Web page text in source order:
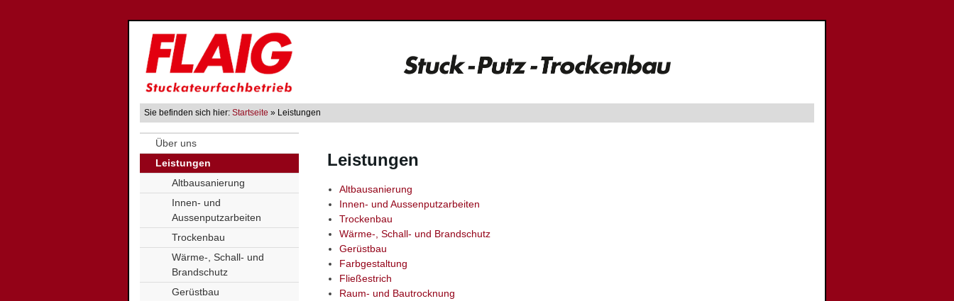
Sie befinden sich hier:Startseite » Leistungen
Über uns
Leistungen
Altbausanierung
Innen- und
Aussenputzarbeiten
Trockenbau
Wärme-, Schall- und
Brandschutz
Gerüstbau
Leistungen
Altbausanierung
Innen- und Aussenputzarbeiten
Trockenbau
Wärme-, Schall- und Brandschutz
Gerüstbau
Farbgestaltung
Fließestrich
Raum- und Bautrocknung